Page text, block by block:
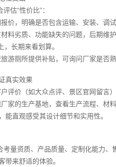
估“性价比”：
价，明确是否包含运输、安装、调
料劣质、功能缺失的问题，后期维
，长期来看划算。
游厕所提供补贴，可询问厂家是否
真实效果
评价（如大众点评、景区官网留言
家的生产基地，查看生产流程、材
直观感受其设计细节和实用性。
量资质、产品质量、定制化能力
带来舒适的体验。